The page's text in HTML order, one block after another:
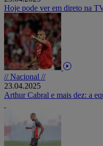
Hoje pode ver em direto na
// Nacional //
23.04.2025
Arthur Cabral e mais dez: a